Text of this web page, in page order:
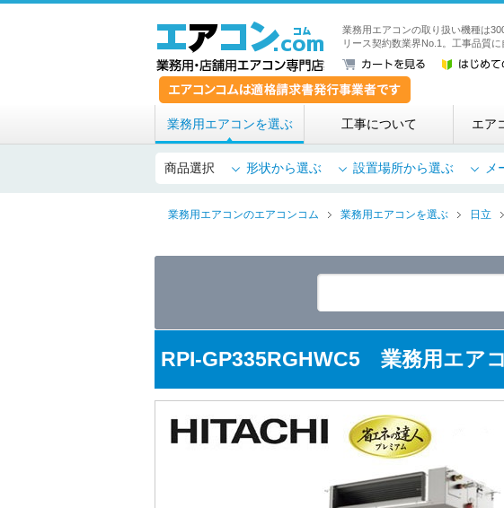
業務用エアコンの取り扱い機種は
リース契約数業界No.1。工事品質に
業務用エアコンを選ぶ 工事について エア
商品選択 形状から選ぶ 設置場所から選ぶ メ
業務用エアコンのエアコンコム 業務用エアコンを選ぶ 日立
RPI-GP335RGHWC5 業務用エ